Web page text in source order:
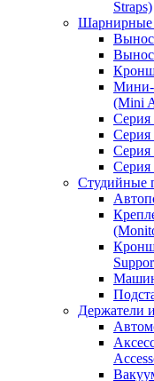
Straps)
Шарнирные
Мини-
(Mini
Серия
Серия
Серия
Серия
Студийные
Держатели